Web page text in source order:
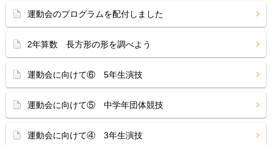
運動会のプログラムを配付しました
2年算数 長方形の形を調べよう
運動会に向けて⑥ 5年生演技
運動会に向けて⑤ 中学年団体競技
運動会に向けて④ 3年生演技